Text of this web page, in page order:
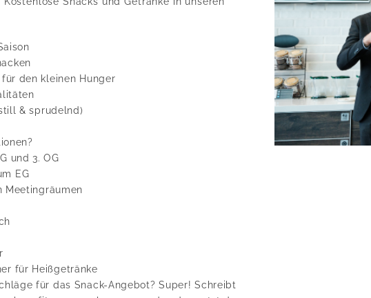
den kleinen Hunger
& sprudelnd)
und 3. OG
EG
Meetingräumen
für Heißgetränke
für das Snack-Angebot? Super! Schreibt